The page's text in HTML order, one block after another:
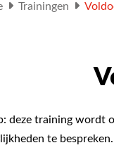
Trainingen
deze training wordt
te bespreken.